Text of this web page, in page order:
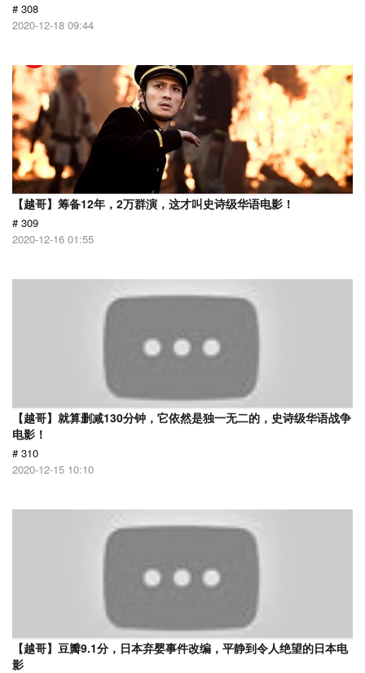
# 308
2020-12-18 09:44
【越哥】筹备12年，2万群演，这才叫史诗级华语电影！
# 309
2020-12-16 01:55
【越哥】就算删减130分钟，它依然是独一无二的，史诗级华语战争
电影！
# 310
2020-12-15 10:10
【越哥】豆瓣9.1分，日本弃婴事件改编，平静到令人绝望的日本电
影